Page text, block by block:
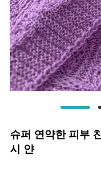
슈퍼 연약한 피부
시 얀